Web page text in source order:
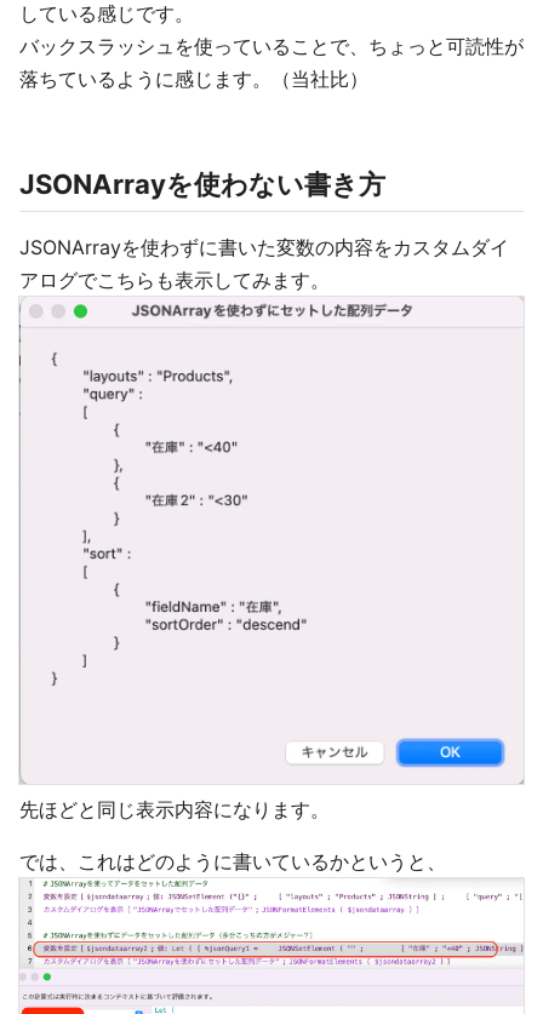
している感じです。
バックスラッシュを使っていることで、ちょっと可読性が
落ちているように感じます。（当社比）
JSONArrayを使わない書き方
JSONArrayを使わずに書いた変数の内容をカスタムダイ
アログでこちらも表示してみます。
先ほどと同じ表示内容になります。
では、これはどのように書いているかというと、